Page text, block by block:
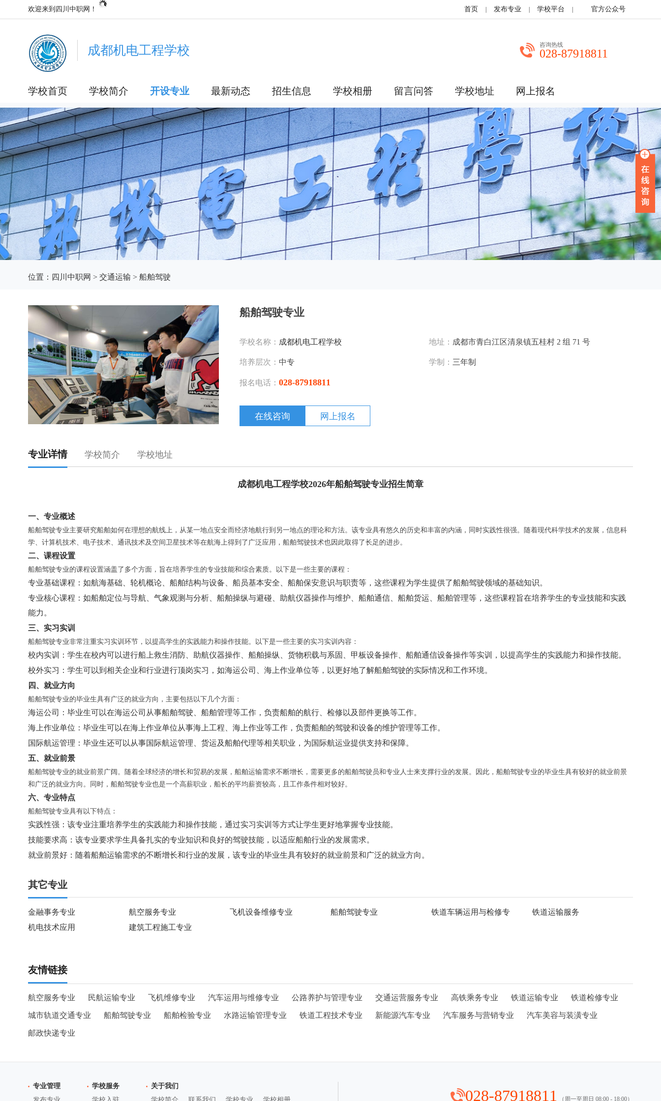
欢迎来到四川中职网！ 首页 发布专业 学校平台 官方公众号
成都机电工程学校 咨询热线
028-87918811
学校首页 学校简介 开设专业 最新动态 招生信息 学校相册 留言问答 学校地址 网上报名
位置： 四川中职网 > 交通运输 > 船舶驾驶
船舶驾驶专业
学校名称： 成都机电工程学校 地址： 成都市青白江区清泉镇五桂村 2 组 71 号
培养层次： 中专 学制： 三年制
报名电话： 028-87918811
网上报名
在线咨询
专业详情 学校简介 学校地址
成都机电工程学校2026年船舶驾驶专业招生简章
一、专业概述
船舶驾驶专业主要研究船舶如何在理想的航线上，从某一地点安全而经济地航行到另一地点的理论和方法。该专业具有悠久的历史和丰富的内涵，同时实践性很强。随着现代科学技术的发展，信息科
学、计算机技术、电子技术、通讯技术及空间卫星技术等在航海上得到了广泛应用，船舶驾驶技术也因此取得了长足的进步。
二、课程设置
船舶驾驶专业的课程设置涵盖了多个方面，旨在培养学生的专业技能和综合素质。以下是一些主要的课程：
专业基础课程 ：如航海基础、轮机概论、船舶结构与设备、船员基本安全、船舶保安意识与职责等，这些课程为学生提供了船舶驾驶领域的基础知识。
专业核心课程 ：如船舶定位与导航、气象观测与分析、船舶操纵与避碰、助航仪器操作与维护、船舶通信、船舶货运、船舶管理等，这些课程旨在培养学生的专业技能和实践
能力。
三、实习实训
船舶驾驶专业非常注重实习实训环节，以提高学生的实践能力和操作技能。以下是一些主要的实习实训内容：
校内实训 ：学生在校内可以进行船上救生消防、助航仪器操作、船舶操纵、货物积载与系固、甲板设备操作、船舶通信设备操作等实训，以提高学生的实践能力和操作技能。
校外实习 ：学生可以到相关企业和行业进行顶岗实习，如海运公司、海上作业单位等，以更好地了解船舶驾驶的实际情况和工作环境。
四、就业方向
船舶驾驶专业的毕业生具有广泛的就业方向，主要包括以下几个方面：
海运公司 ：毕业生可以在海运公司从事船舶驾驶、船舶管理等工作，负责船舶的航行、检修以及部件更换等工作。
海上作业单位 ：毕业生可以在海上作业单位从事海上工程、海上作业等工作，负责船舶的驾驶和设备的维护管理等工作。
国际航运管理 ：毕业生还可以从事国际航运管理、货运及船舶代理等相关职业，为国际航运业提供支持和保障。
五、就业前景
船舶驾驶专业的就业前景广阔。随着全球经济的增长和贸易的发展，船舶运输需求不断增长，需要更多的船舶驾驶员和专业人士来支撑行业的发展。因此，船舶驾驶专业的毕业生具有较好的就业前景
和广泛的就业方向。同时，船舶驾驶专业也是一个高薪职业，船长的平均薪资较高，且工作条件相对较好。
六、专业特点
船舶驾驶专业具有以下特点：
实践性强 ：该专业注重培养学生的实践能力和操作技能，通过实习实训等方式让学生更好地掌握专业技能。
技能要求高 ：该专业要求学生具备扎实的专业知识和良好的驾驶技能，以适应船舶行业的发展需求。
就业前景好 ：随着船舶运输需求的不断增长和行业的发展，该专业的毕业生具有较好的就业前景和广泛的就业方向。
其它专业
金融事务专业 航空服务专业 飞机设备维修专业 船舶驾驶专业 铁道车辆运用与检修专
铁道运输服务
机电技术应用
建筑工程施工专业
友情链接
航空服务专业 民航运输专业 飞机维修专业 汽车运用与维修专业 公路养护与管理专业 交通运营服务专业 高铁乘务专业 铁道运输专业 铁道检修专业
城市轨道交通专业 船舶驾驶专业 船舶检验专业 水路运输管理专业 铁道工程技术专业 新能源汽车专业 汽车服务与营销专业 汽车美容与装潢专业
邮政快递专业
专业管理
学校服务
关于我们
028-87918811 （周一至周日 08:00 - 18:00）